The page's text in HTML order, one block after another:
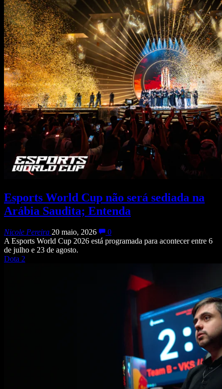
Esports World Cup não será sediada na
Arábia Saudita; Entenda
Nicole Pereira 20 maio, 2026
0
A Esports World Cup 2026 está programada para acontecer entre 6
de julho e 23 de agosto.
Dota 2